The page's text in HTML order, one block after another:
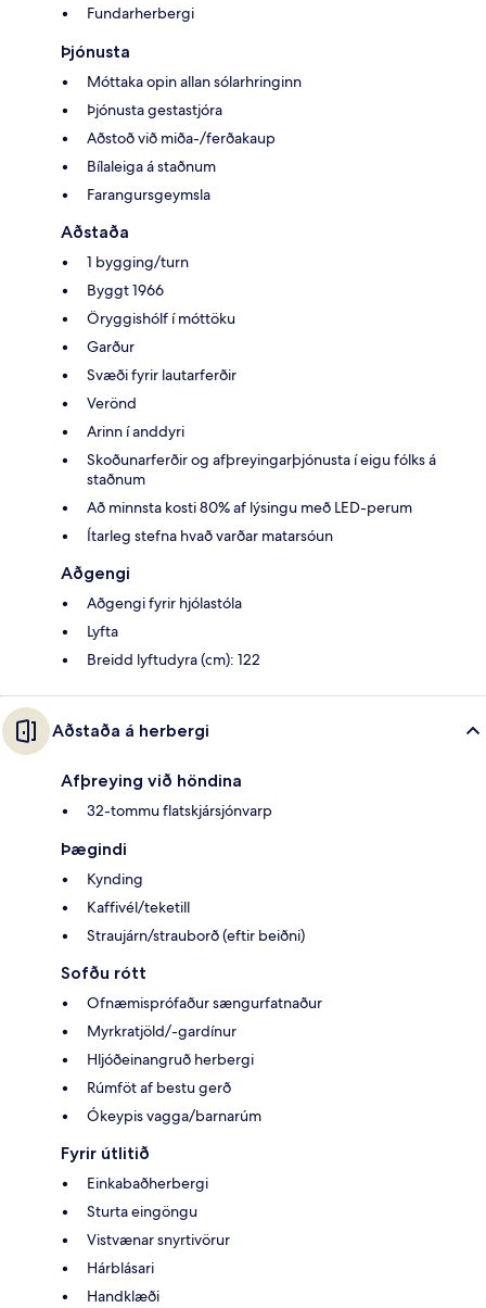
Fundarherbergi
Þjónusta
Móttaka opin allan sólarhringinn
Þjónusta gestastjóra
Aðstoð við miða-/ferðakaup
Bílaleiga á staðnum
Farangursgeymsla
Aðstaða
1 bygging/turn
Byggt 1966
Öryggishólf í móttöku
Garður
Svæði fyrir lautarferðir
Verönd
Arinn í anddyri
Skoðunarferðir og afþreyingarþjónusta í eigu fólks á
staðnum
Að minnsta kosti 80% af lýsingu með LED-perum
Ítarleg stefna hvað varðar matarsóun
Aðgengi
Aðgengi fyrir hjólastóla
Lyfta
Breidd lyftudyra (cm): 122
Aðstaða á herbergi
Afþreying við höndina
32-tommu flatskjársjónvarp
Þægindi
Kynding
Kaffivél/teketill
Straujárn/strauborð (eftir beiðni)
Sofðu rótt
Ofnæmisprófaður sængurfatnaður
Myrkratjöld/-gardínur
Hljóðeinangruð herbergi
Rúmföt af bestu gerð
Ókeypis vagga/barnarúm
Fyrir útlitið
Einkabaðherbergi
Sturta eingöngu
Vistvænar snyrtivörur
Hárblásari
Handklæði